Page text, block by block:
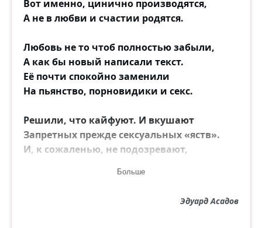
Вот именно, цинично производятся,
А не в любви и счастии родятся.
Любовь не то чтоб полностью забыли,
А как бы новый написали текст.
Её почти спокойно заменили
На пьянство, порновидики и секс.
Решили, что кайфуют. И вкушают
Запретных прежде сексуальных «яств».
И, к сожаленью, не подозревают,
Редчайшее богатство из богатств.
Считают так: свобода есть свобода!
Больше
Эдуард Асадов